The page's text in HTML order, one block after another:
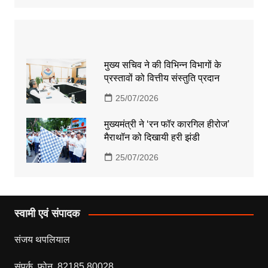
मुख्य सचिव ने की विभिन्न विभागों के
प्रस्तावों को वित्तीय संस्तुति प्रदान
25/07/2026
मुख्यमंत्री ने ‘रन फॉर कारगिल हीरोज’
मैराथॉन को दिखायी हरी झंडी
25/07/2026
स्वामी एवं संपादक
संजय थपलियाल